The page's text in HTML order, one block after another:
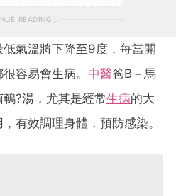
READING
氣溫將下降至9度，每當開
容易會生病。 中醫爸B－馬
?湯，尤其是經常生病的大
有效調理身體，預防感染。